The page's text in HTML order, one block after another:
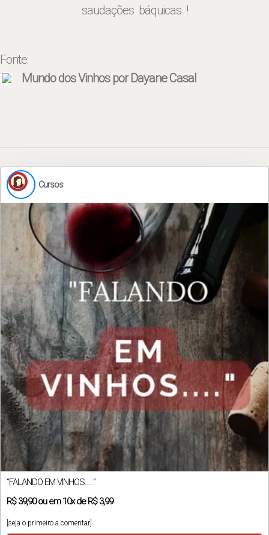
saudações báquicas !
Fonte:
Mundo dos Vinhos por Dayane Casal
Cursos
“FALANDO EM VINHOS…..”
R$39,90ou em10xde R$ 3,99
[seja o primeiro a comentar]